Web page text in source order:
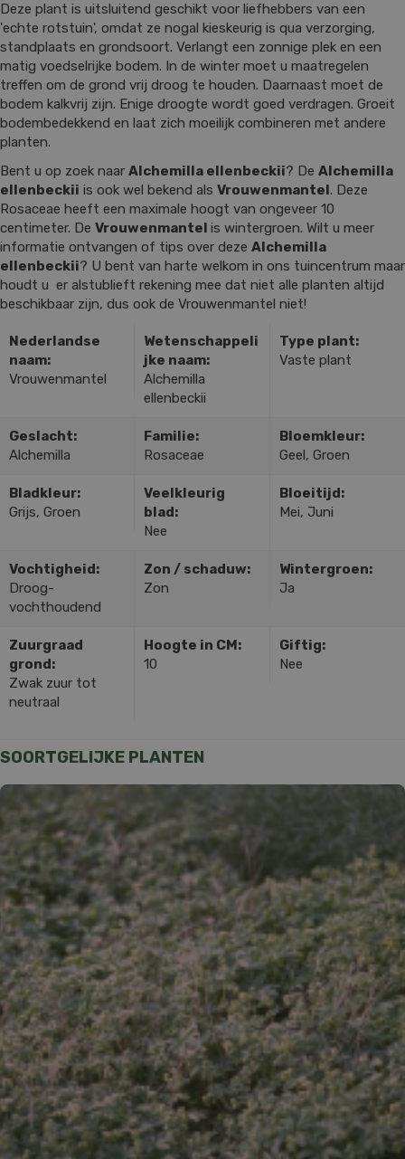
Deze plant is uitsluitend geschikt voor liefhebbers van een
'echte rotstuin', omdat ze nogal kieskeurig is qua verzorging,
standplaats en grondsoort. Verlangt een zonnige plek en een
matig voedselrijke bodem. In de winter moet u maatregelen
treffen om de grond vrij droog te houden. Daarnaast moet de
bodem kalkvrij zijn. Enige droogte wordt goed verdragen. Groeit
bodembedekkend en laat zich moeilijk combineren met andere
planten.
Bent u op zoek naar Alchemilla ellenbeckii? De Alchemilla
ellenbeckii is ook wel bekend als Vrouwenmantel. Deze
Rosaceae heeft een maximale hoogt van ongeveer 10
centimeter. De Vrouwenmantel is wintergroen. Wilt u meer
informatie ontvangen of tips over deze Alchemilla
ellenbeckii? U bent van harte welkom in ons tuincentrum maar
houdt u er alstublieft rekening mee dat niet alle planten altijd
beschikbaar zijn, dus ook de Vrouwenmantel niet!
Nederlandse
naam:
Vrouwenmantel
Wetenschappeli
jke naam:
Alchemilla
ellenbeckii
Type plant:
Vaste plant
Geslacht:
Alchemilla
Familie:
Rosaceae
Bloemkleur:
Geel, Groen
Bladkleur:
Grijs, Groen
Veelkleurig
blad:
Nee
Bloeitijd:
Mei, Juni
Vochtigheid:
Droog-
vochthoudend
Zon / schaduw:
Zon
Wintergroen:
Ja
Zuurgraad
grond:
Zwak zuur tot
neutraal
Hoogte in CM:
10
Giftig:
Nee
SOORTGELIJKE PLANTEN